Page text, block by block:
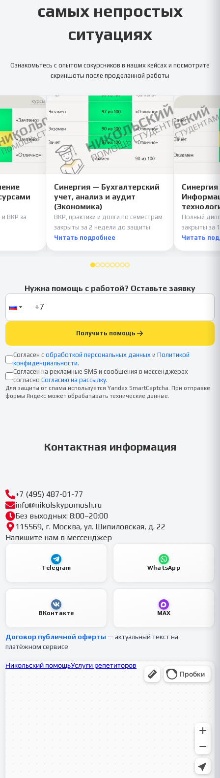
самых непростых
ситуациях
Ознакомьтесь с опытом сокурсников в наших кейсах и посмотрите
скриншоты после проделанной работы
и ВКР за
Синергия — Бухгалтерский
учет, анализ и аудит
(Экономика)
ВКР, практики и долги по семестрам
закрыты за 2 недели до защиты.
Читать подробнее
Полный
закрыты за
Читать
Нужна помощь с работой? Оставьте заявку
Получить помощь
Согласен с обработкой персональных данных и Политикой
конфиденциальности.
Согласен на рекламные SMS и сообщения в мессенджерах
согласно Согласию на рассылку.
Для защиты от спама используется Yandex SmartCaptcha. При отправке
формы Яндекс может обрабатывать технические данные.
Контактная информация
+7 (495) 487-01-77
info@nikolskypomosh.ru
Без выходных: 8:00–20:00
115569, г. Москва, ул. Шипиловская, д. 22
Напишите нам в мессенджер
Telegram WhatsApp
ВКонтакте MAX
Договор публичной оферты — актуальный текст на
платёжном сервисе